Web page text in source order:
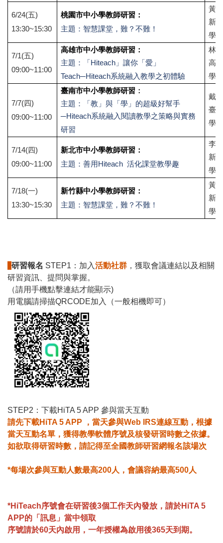
6/24(五)
13:30~15:30
桃園市中小學教師研習：
主題：智慧課堂，難？不難！
黃
新
學
7/1(五)
09:00~11:00
高雄市中小學教師研習：
主題：「Hiteach」讓你「愛」
Teach─Hiteach系統融入教學之初體驗
林
高
學
7/7(四)
09:00~11:00
臺南市中小學教師研習 ：
主題：「教」與「學」的超級好幫手
─Hiteach系統融入閱讀教學之策略與實務
研習
戴
臺
學
7/14(四)
09:00~11:00
新北市中小學教師研習：
主題：善用Hiteach 活化課堂教學趣
李
新
學
7/18(一)
13:30~15:30
新竹縣中小學教師研習：
主題：智慧課堂，難？不難！
黃
新
學
研習報名 STEP1：加入活動社群 ，獲取會議連結以及相關
研習資訊、提問與掌握。
（請用手機點擊連結才能顯示)
用電腦請掃描QRCODE加入（一般相機即可）
STEP2：下載HiTA 5 APP 參與當天互動
請先下載HiTA 5 APP ，當天參與Web IRS連線互動，根據
當天互動名單，獲得教學軟體序號及核發研習時數之依據。
如欲取得研習時數，請記得至全國教師研習網報名該場次
*每場次參與互動人數最高200人，會議容納最高500人
*HiTeach序號會在研習後3個工作天內發放，請於HiTA 5
APP的「訊息」當中領取
序號請於60天內啟用，一年授權為啟用後365天到期。